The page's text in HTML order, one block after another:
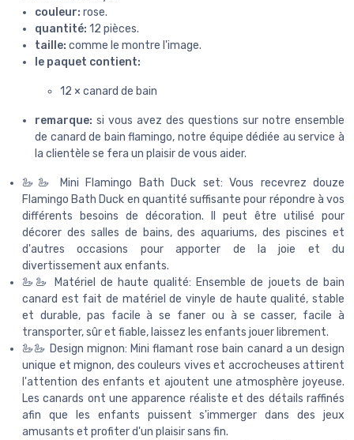
couleur: rose.
quantité: 12 pièces.
taille: comme le montre l'image.
le paquet contient:
12 × canard de bain
remarque: si vous avez des questions sur notre ensemble
de canard de bain flamingo, notre équipe dédiée au service à
la clientèle se fera un plaisir de vous aider.
🦢🦢 Mini Flamingo Bath Duck set: Vous recevrez douze
Flamingo Bath Duck en quantité suffisante pour répondre à vos
différents besoins de décoration. Il peut être utilisé pour
décorer des salles de bains, des aquariums, des piscines et
d'autres occasions pour apporter de la joie et du
divertissement aux enfants.
🦢🦢 Matériel de haute qualité: Ensemble de jouets de bain
canard est fait de matériel de vinyle de haute qualité, stable
et durable, pas facile à se faner ou à se casser, facile à
transporter, sûr et fiable, laissez les enfants jouer librement.
🦢🦢 Design mignon: Mini flamant rose bain canard a un design
unique et mignon, des couleurs vives et accrocheuses attirent
l'attention des enfants et ajoutent une atmosphère joyeuse.
Les canards ont une apparence réaliste et des détails raffinés
afin que les enfants puissent s'immerger dans des jeux
amusants et profiter d'un plaisir sans fin.